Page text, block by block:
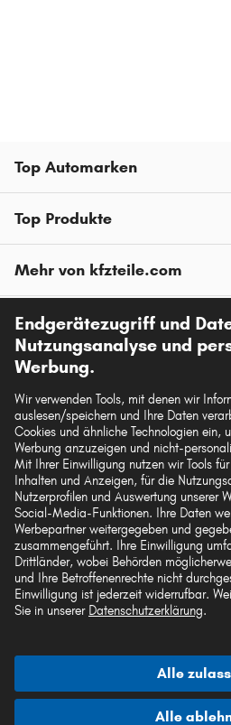
Top Automarken
Top Produkte
Mehr von kfzteile.com
Hilfe & Support
Rechtliches
Akzeptierte Zahlungsarten
Vorkasse
Unsere Versandpartner
Die hier dargestellten Daten, insbesondere
Datenbank ohne vorherige Einwilligung von
Endgerätezugriff und
Nutzungsanalyse und
Werbung.
Wir verwenden Tools, mit denen wir
auslesen/speichern und Ihre Daten
Cookies und ähnliche Technologien ein,
Werbung anzuzeigen und nicht-
Mit Ihrer Einwilligung nutzen wir Tools
Inhalten und Anzeigen, für die
Nutzerprofilen und Auswertung unserer
Social-Media-Funktionen. Ihre Daten
Werbepartner weitergegeben und
zusammengeführt. Ihre Einwilligung
Drittländer, wobei Behörden
und Ihre Betroffenenrechte nicht
Einwilligung ist jederzeit widerrufbar.
Sie in unserer Datenschutzerklärung.
Alle
Alle